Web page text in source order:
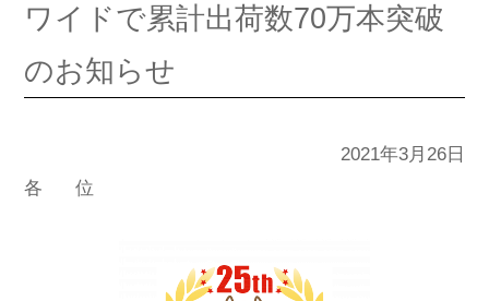
ワイドで累計出荷数70万本突破
のお知らせ
2021年3月26日
各 位